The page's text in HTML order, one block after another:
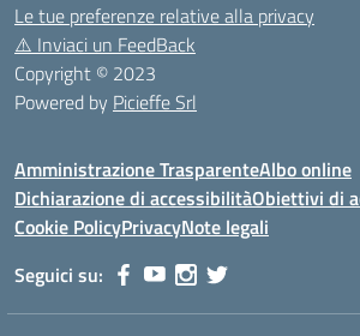
Le tue preferenze relative alla privacy
⚠️ Inviaci un FeedBack
Copyright © 2023
Powered by Picieffe Srl
Amministrazione TrasparenteAlbo online
Dichiarazione di accessibilitàObiettivi di
Cookie PolicyPrivacyNote legali
Seguici su: